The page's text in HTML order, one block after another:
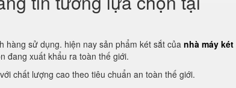
hàng sử dụng. hiện nay sản phẩm két sắt củanhà máy két
đang xuất khẩu ra toàn thế giới.
chất lượng cao theo tiêu chuẩn an toàn thế giới.